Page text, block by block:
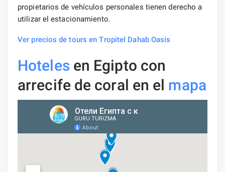
propietarios de vehículos personales tienen derecho a
utilizar el estacionamiento.
Ver precios de tours en Tropitel Dahab Oasis
Hotelesen Egipto con
arrecife de coral en el mapa